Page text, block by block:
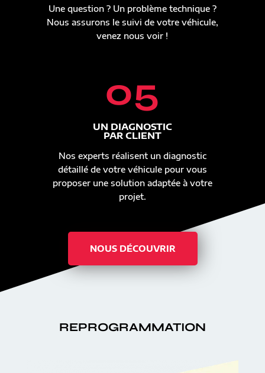
Une question ? Un problème technique ?
Nous assurons le suivi de votre véhicule,
venez nous voir !
05
UN DIAGNOSTIC
PAR CLIENT
Nos experts réalisent un diagnostic
détaillé de votre véhicule pour vous
proposer une solution adaptée à votre
projet.
NOUS DÉCOUVRIR
REPROGRAMMATION